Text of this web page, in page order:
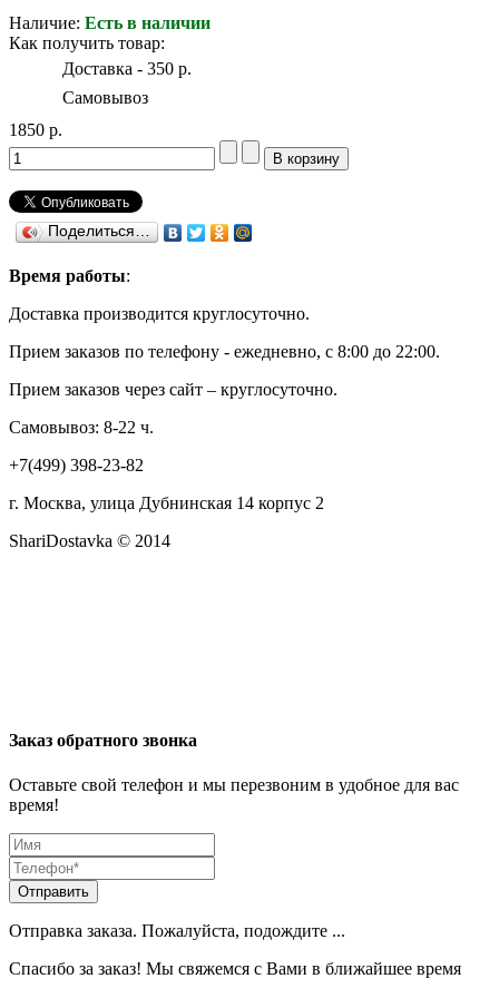
Наличие: Есть в наличии
Как получить товар:
Доставка - 350 р.
Самовывоз
1850 р.
Поделиться…
Время работы:
Доставка производится круглосуточно.
Прием заказов по телефону - ежедневно, с 8:00 до 22:00.
Прием заказов через сайт – круглосуточно.
Самовывоз: 8-22 ч.
+7(499) 398-23-82
г. Москва, улица Дубнинская 14 корпус 2
ShariDostavka © 2014
Заказ обратного звонка
Оставьте свой телефон и мы перезвоним в удобное для вас
время!
Отправить
Отправка заказа. Пожалуйста, подождите ...
Спасибо за заказ! Мы свяжемся с Вами в ближайшее время